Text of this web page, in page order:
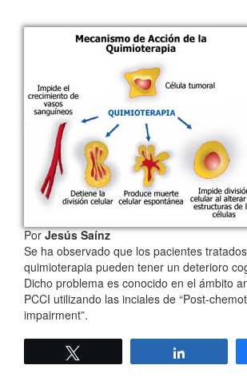
PorJesús Saínz
Se ha observado que los pacientes
quimioterapia pueden tener un deterioro
Dicho problema es conocido en el ámbito
PCCI utilizando las inciales de “Post-
impairment”.